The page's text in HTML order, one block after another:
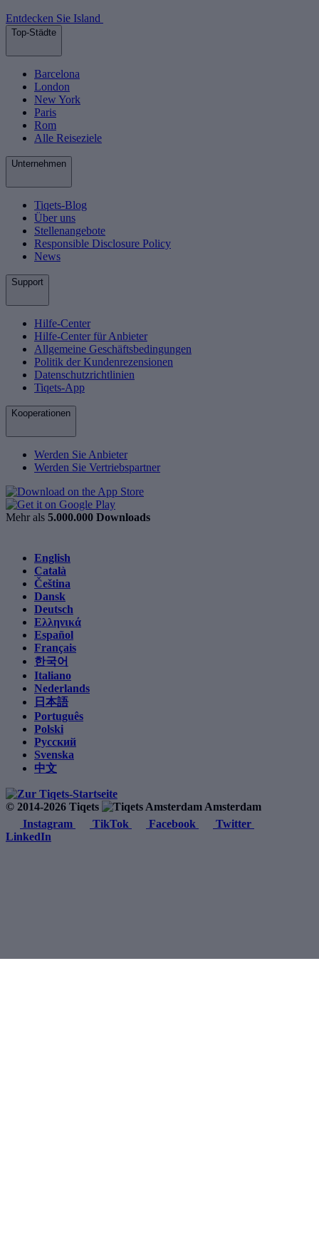
Entdecken Sie Island
Top-Städte
Barcelona
London
New York
Paris
Rom
Alle Reiseziele
Unternehmen
Tiqets-Blog
Über uns
Stellenangebote
Responsible Disclosure Policy
News
Support
Hilfe-Center
Hilfe-Center für Anbieter
Allgemeine Geschäftsbedingungen
Politik der Kundenrezensionen
Datenschutzrichtlinien
Tiqets-App
Kooperationen
Werden Sie Anbieter
Werden Sie Vertriebspartner
Mehr als 5.000.000 Downloads
English
Català
Čeština
Dansk
Deutsch
Ελληνικά
Español
Français
한국어
Italiano
Nederlands
日本語
Português
Polski
Русский
Svenska
中文
© 2014-2026 Tiqets
Amsterdam
Instagram
TikTok Facebook
Twitter
LinkedIn